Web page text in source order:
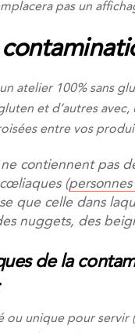
pas un
atelier 100% sans
et d’autres
entre vos
contiennent pas
(
que celle dans
nuggets, des
de la
ou unique pour